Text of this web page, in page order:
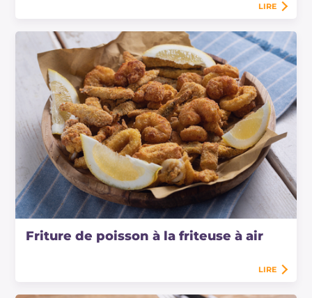
LIRE
Friture de poisson à la friteuse à air
LIRE